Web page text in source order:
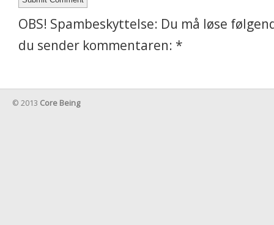
OBS! Spambeskyttelse: Du må løse
du sender kommentaren: *
© 2013 Core Being